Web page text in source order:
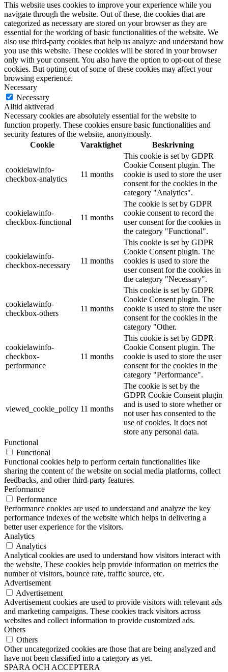
This website uses cookies to improve your experience while you
navigate through the website. Out of these, the cookies that are
categorized as necessary are stored on your browser as they are
essential for the working of basic functionalities of the website. We
also use third-party cookies that help us analyze and understand how
you use this website. These cookies will be stored in your browser
only with your consent. You also have the option to opt-out of these
cookies. But opting out of some of these cookies may affect your
browsing experience.
Necessary
Necessary
Alltid aktiverad
Necessary cookies are absolutely essential for the website to
function properly. These cookies ensure basic functionalities and
security features of the website, anonymously.
Cookie
Varaktighet Beskrivning
cookielawinfo-
checkbox-analytics
11 months
This cookie is set by GDPR
Cookie Consent plugin. The
cookie is used to store the user
consent for the cookies in the
category "Analytics".
cookielawinfo-
checkbox-functional
11 months
The cookie is set by GDPR
cookie consent to record the
user consent for the cookies in
the category "Functional".
cookielawinfo-
checkbox-necessary
11 months
This cookie is set by GDPR
Cookie Consent plugin. The
cookies is used to store the
user consent for the cookies in
the category "Necessary".
cookielawinfo-
checkbox-others
11 months
This cookie is set by GDPR
Cookie Consent plugin. The
cookie is used to store the user
consent for the cookies in the
category "Other.
cookielawinfo-
checkbox-
performance
11 months
This cookie is set by GDPR
Cookie Consent plugin. The
cookie is used to store the user
consent for the cookies in the
category "Performance".
viewed_cookie_policy 11 months
The cookie is set by the
GDPR Cookie Consent plugin
and is used to store whether or
not user has consented to the
use of cookies. It does not
store any personal data.
Functional
Functional
Functional cookies help to perform certain functionalities like
sharing the content of the website on social media platforms, collect
feedbacks, and other third-party features.
Performance
Performance
Performance cookies are used to understand and analyze the key
performance indexes of the website which helps in delivering a
better user experience for the visitors.
Analytics
Analytics
Analytical cookies are used to understand how visitors interact with
the website. These cookies help provide information on metrics the
number of visitors, bounce rate, traffic source, etc.
Advertisement
Advertisement
Advertisement cookies are used to provide visitors with relevant ads
and marketing campaigns. These cookies track visitors across
websites and collect information to provide customized ads.
Others
Others
Other uncategorized cookies are those that are being analyzed and
have not been classified into a category as yet.
SPARA OCH ACCEPTERA